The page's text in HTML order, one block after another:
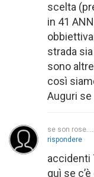
scelta
in 41
strada
sono
così
Auguri
se son
rispondere
accidenti
quì se